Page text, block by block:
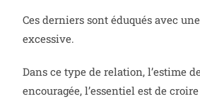
Ces derniers sont éduqués avec
excessive.
Dans ce type de relation, l’estime
encouragée, l’essentiel est de